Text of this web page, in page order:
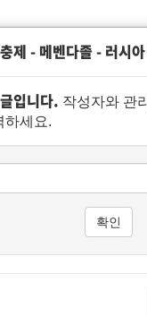
제 - 메벤다졸 - 러
입니다. 작성자와 관
하세요.